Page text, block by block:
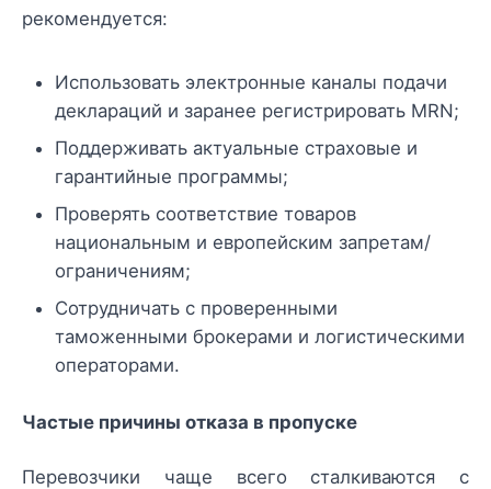
рекомендуется:
Использовать электронные каналы подачи
деклараций и заранее регистрировать MRN;
Поддерживать актуальные страховые и
гарантийные программы;
Проверять соответствие товаров
национальным и европейским запретам/
ограничениям;
Сотрудничать с проверенными
таможенными брокерами и логистическими
операторами.
Частые причины отказа в пропуске
Перевозчики чаще всего сталкиваются с